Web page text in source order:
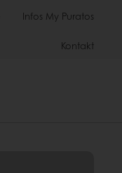
Infos My Puratos
Kontakt